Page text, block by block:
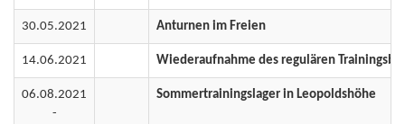
30.05.2021 Anturnen im Freien
14.06.2021 Wiederaufnahme des regulären
06.08.2021
-
Sommertrainingslager in Leopoldshöhe